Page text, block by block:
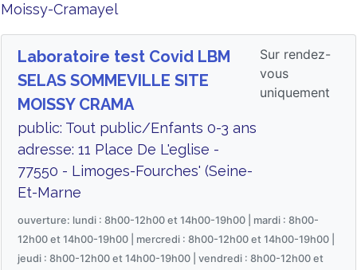
Moissy-Cramayel
Laboratoire test Covid LBM
SELAS SOMMEVILLE SITE
MOISSY CRAMA
public: Tout public/Enfants 0-3 ans
adresse: 11 Place De L'eglise -
77550 - Limoges-Fourches' (Seine-
Et-Marne
Sur rendez-
vous
uniquement
ouverture: lundi : 8h00-12h00 et 14h00-19h00 | mardi : 8h00-
12h00 et 14h00-19h00 | mercredi : 8h00-12h00 et 14h00-19h00 |
jeudi : 8h00-12h00 et 14h00-19h00 | vendredi : 8h00-12h00 et